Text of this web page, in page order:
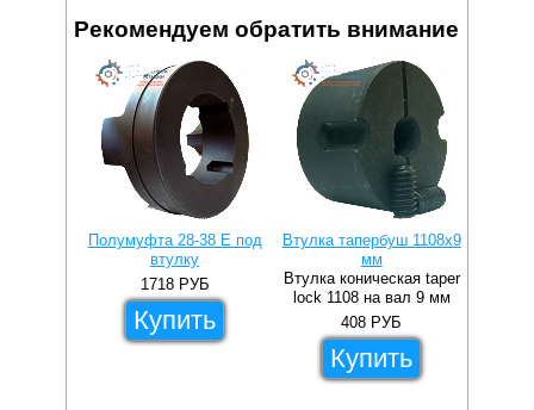
Рекомендуем обратить внимание
Полумуфта 28-38 E под
втулку
1718 РУБ
Купить
Втулка тапербуш 1108x9
мм
Втулка коническая taper
lock 1108 на вал 9 мм
408 РУБ
Купить